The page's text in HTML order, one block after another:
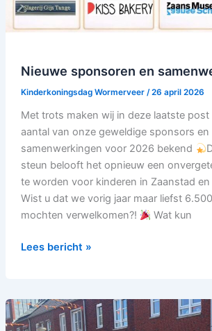
Nieuwe sponsoren en
Kinderkoningsdag Wormerveer /26 april 2026
Met trots maken wij in deze laatste
aantal van onze geweldige sponsors en
samenwerkingen voor 2026 bekend
steun belooft het opnieuw een
te worden voor kinderen in Zaanstad
Wist u dat we vorig jaar maar liefst
mochten verwelkomen?!
Wat kun
Lees bericht »
Opbouw
KinderKoningsdag